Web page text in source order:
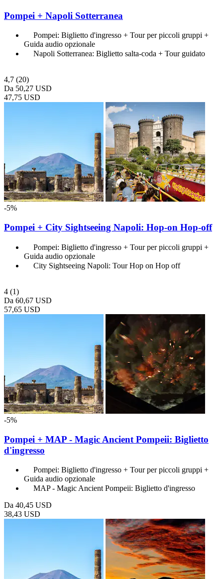
Pompei + Napoli Sotterranea
Pompei: Biglietto d'ingresso + Tour per piccoli gruppi +
Guida audio opzionale
Napoli Sotterranea: Biglietto salta-coda + Tour guidato
4,7 (20)
Da 50,27 USD
47,75 USD
-5%
Pompei + City Sightseeing Napoli: Hop-on Hop-off
Pompei: Biglietto d'ingresso + Tour per piccoli gruppi +
Guida audio opzionale
City Sightseeing Napoli: Tour Hop on Hop off
4 (1)
Da 60,67 USD
57,65 USD
-5%
Pompei + MAP - Magic Ancient Pompeii: Biglietto
d'ingresso
Pompei: Biglietto d'ingresso + Tour per piccoli gruppi +
Guida audio opzionale
MAP - Magic Ancient Pompeii: Biglietto d'ingresso
Da 40,45 USD
38,43 USD